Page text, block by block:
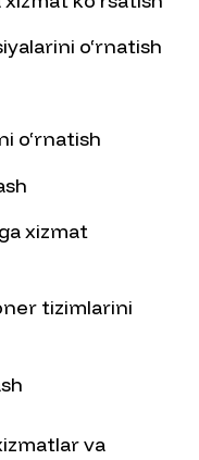
o‘rnatish
o‘rnatish
xizmat
tizimlarini
va